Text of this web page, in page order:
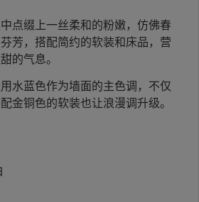
点缀上一丝柔和的粉嫩，仿佛春
芳，搭配简约的软装和床品，营
的气息。
水蓝色作为墙面的主色调，不仅
金铜色的软装也让浪漫调升级。